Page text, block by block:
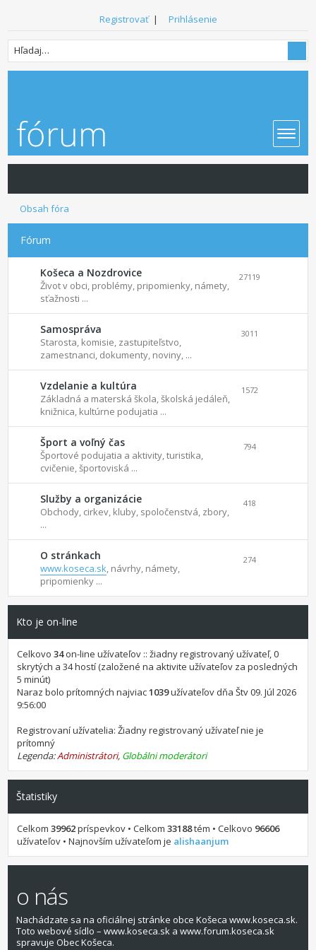
Registrovať| Prihlásenie
Obsah fóra
Fórum
Košeca a Nozdrovice
Život v obci, problémy, pripomienky, námety,
sťažnosti ...
27119
Samospráva
Starosta, komisie, zastupiteľstvo,
zamestnanci, dokumenty, noviny, ...
3011
Vzdelanie a kultúra
Základná a materská škola, školská jedáleň,
knižnica, kultúrne podujatia ...
1572
Šport a voľný čas
Športové podujatia a aktivity, turistika,
cvičenie, športoviská ...
794
Služby a organizácie
Obchody, cirkev, kluby, spoločenstvá, zbory,
...
418
O stránkach
www.koseca.sk, návrhy, námety,
pripomienky ...
274
Kto je on-line
Celkovo34on-line užívateľov :: žiadny registrovaný užívateľ, 0
skrytých a 34 hostí (založené na aktivite užívateľov za posledných
5 minút)
Naraz bolo prítomných najviac1039užívateľov dňa Štv 09. Júl 2026
9:56:00
Registrovaní užívatelia: Žiadny registrovaný užívateľ nie je
prítomný
Legenda:Administrátori, Globálni moderátori
Štatistiky
Celkom39962príspevkov • Celkom33188tém • Celkovo 96606
užívateľov • Najnovším užívateľom je alishaanjum
o nás
Nachádzate sa na oficiálnej stránke obce Košeca www.koseca.sk.
Toto webové sídlo – www.koseca.sk a www.forum.koseca.sk
spravuje Obec Košeca.